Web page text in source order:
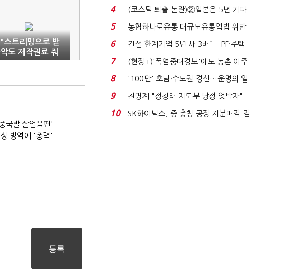
스트리밍으로 받
도 저작권료 줘
국발 살얼음판'
방역에 '총력'
원 간 성과급 불...
4
(코스닥 퇴출 논란)②일본은 5년 기다
려주는데 우리는 ...
5
농협하나로유통 대규모유통업법 위반
적발…공정위, 과...
6
건설 한계기업 5년 새 3배↑…PF·주택
침체에 재무 ...
7
(현장+)'폭염중대경보'에도 농촌 이주
노동자는 강행군…'야...
8
'100만' 호남·수도권 경선…운명의 일
주일
9
친명계 "정청래 지도부 당정 엇박자"…
친청계 "신천지 오...
10
SK하이닉스, 중 충칭 공장 지분매각 검